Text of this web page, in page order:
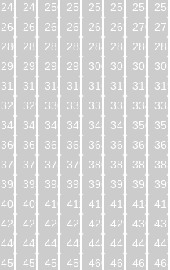
248 249 250 251 252 253 254
264 265 266 267 268 269 270
280 281 282 283 284 285 286
296 297 298 299 300 301 302
312 313 314 315 316 317 318
328 329 330 331 332 333 334
344 345 346 347 348 349 350
360 361 362 363 364 365 366
376 377 378 379 380 381 382
392 393 394 395 396 397 398
408 409 410 411 412 413 414
424 425 426 427 428 429 430
440 441 442 443 444 445 446
456 457 458 459 460 461 462